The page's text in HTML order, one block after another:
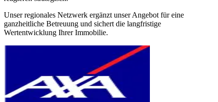
Unser regionales Netzwerk ergänzt unser Angebot für eine
ganzheitliche Betreuung und sichert die langfristige
Wertentwicklung Ihrer Immobilie.